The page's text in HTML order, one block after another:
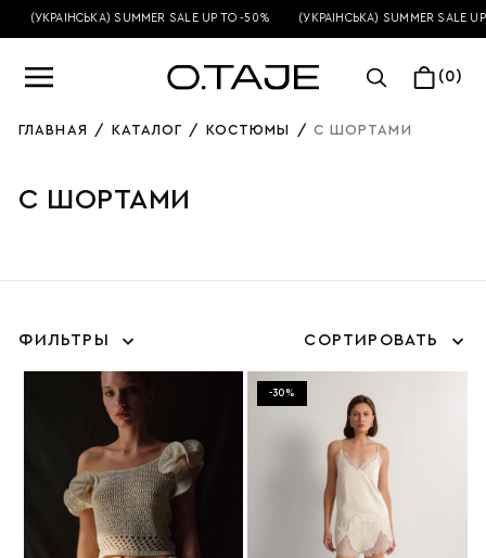
(УКРАЇНСЬКА) SUMMER SALE UP TO -50% (УКРАЇНСЬКА) SUMMER SALE UP
(0)
ГЛАВНАЯ / КАТАЛОГ / КОСТЮМЫ / С ШОРТАМИ
С ШОРТАМИ
ФИЛЬТРЫ СОРТИРОВАТЬ
-30%